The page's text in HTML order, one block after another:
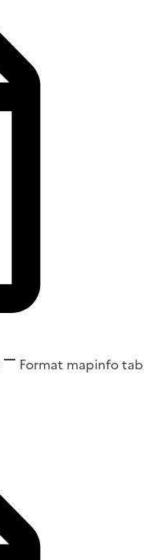
Format mapinfo tab